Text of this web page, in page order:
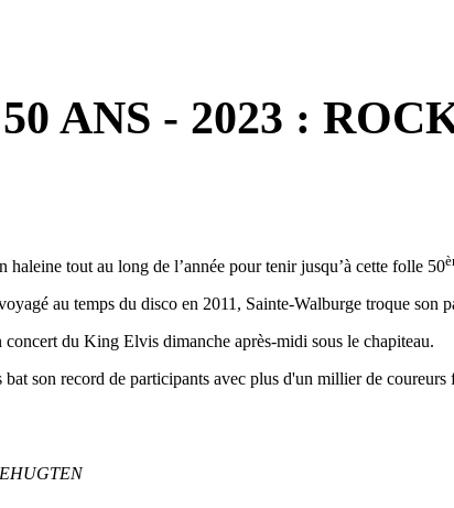
ANS - 2023 :
tout au long de l’année pour tenir jusqu’à cette folle 50
au temps du disco en 2011, Sainte-Walburge troque son
du King Elvis dimanche après-midi sous le chapiteau.
son record de participants avec plus d'un millier de